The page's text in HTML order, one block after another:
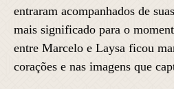
entraram acompanhados de
mais significado para o
entre Marcelo e Laysa ficou
corações e nas imagens que